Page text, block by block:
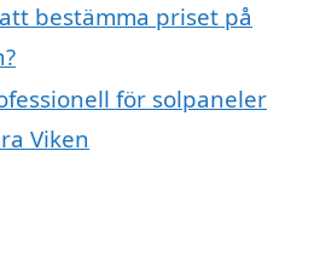
bestämma priset på
för solpaneler
Viken